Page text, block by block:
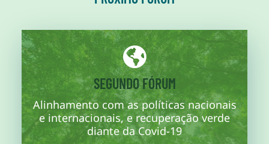
SEGUNDO FÓRUM
Alinhamento com as políticas nacionais
e internacionais, e recuperação verde
diante da Covid-19
01/10/2020
Segunda sessão de trabalho para avançar a justificativa e a
estrutura de políticas regionais, nacionais e ambientais e a
nota conceitual.
Mais